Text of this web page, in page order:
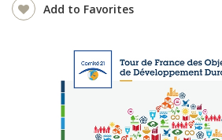
Add to Favorites